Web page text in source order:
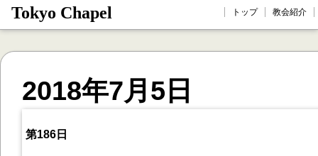
Tokyo Chapel トップ 教会紹介
2018年7月5日
第186日